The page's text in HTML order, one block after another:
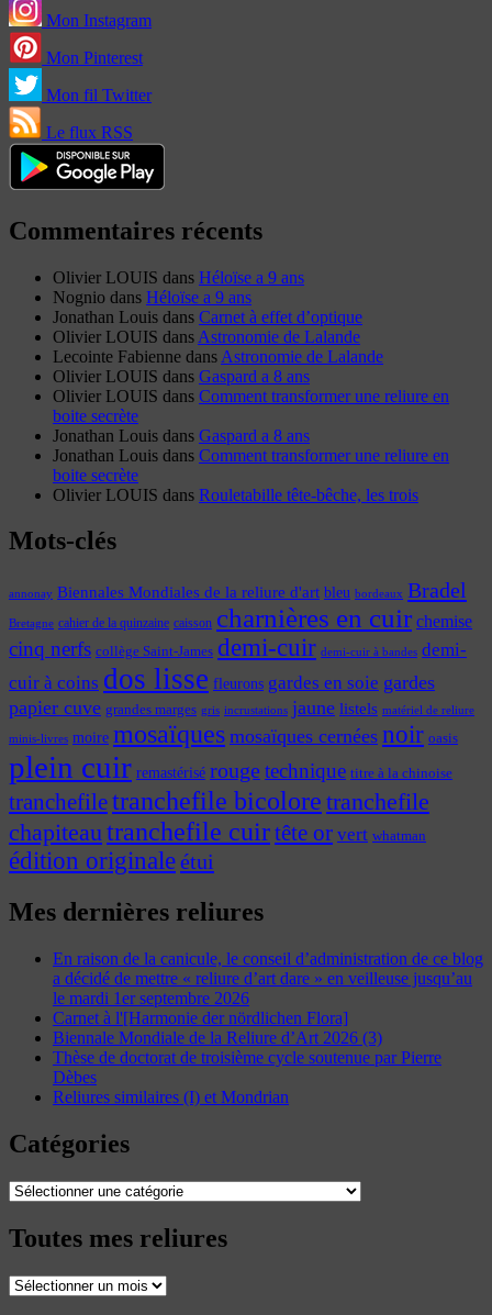
Mon Instagram
Mon Pinterest
Mon fil Twitter
Le flux RSS
Commentaires récents
Olivier LOUIS dans Héloïse a 9 ans
Nognio dans Héloïse a 9 ans
Jonathan Louis dans Carnet à effet d’optique
Olivier LOUIS dans Astronomie de Lalande
Lecointe Fabienne dans Astronomie de Lalande
Olivier LOUIS dans Gaspard a 8 ans
Olivier LOUIS dans Comment transformer une reliure en
boite secrète
Jonathan Louis dans Gaspard a 8 ans
Jonathan Louis dans Comment transformer une reliure en
boite secrète
Olivier LOUIS dans Rouletabille tête-bêche, les trois
Mots-clés
annonay Biennales Mondiales de la reliure d'art bleu bordeaux Bradel
Bretagne cahier de la quinzaine caisson charnières en cuir chemise
cinq nerfs collège Saint-James demi-cuir demi-cuir à bandes demi-
cuir à coins dos lisse fleurons gardes en soie gardes
papier cuve grandes marges gris incrustations jaune listels matériel de reliure
minis-livres moire mosaïques mosaïques cernées noir oasis
plein cuir remastérisé rougetechnique titre à la chinoise
tranchefiletranchefile bicolore tranchefile
chapiteautranchefile cuirtête or vert whatman
édition originaleétui
Mes dernières reliures
En raison de la canicule, le conseil d’administration de ce blog
a décidé de mettre « reliure d’art dare » en veilleuse jusqu’au
le mardi 1er septembre 2026
Carnet à l'[Harmonie der nördlichen Flora]
Biennale Mondiale de la Reliure d’Art 2026 (3)
Thèse de doctorat de troisième cycle soutenue par Pierre
Dèbes
Reliures similaires (I) et Mondrian
Catégories
Catégories
Toutes mes reliures
Toutes